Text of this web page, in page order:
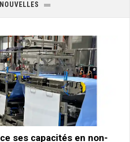
NOUVELLES
ses capacités en non-